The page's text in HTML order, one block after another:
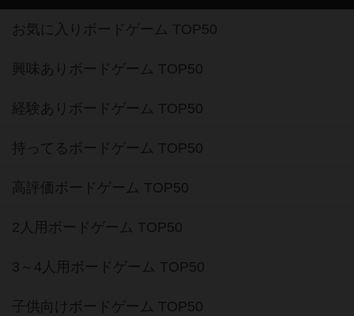
お気に入りボードゲーム TOP50
興味ありボードゲーム TOP50
経験ありボードゲーム TOP50
持ってるボードゲーム TOP50
高評価ボードゲーム TOP50
2人用ボードゲーム TOP50
3～4人用ボードゲーム TOP50
子供向けボードゲーム TOP50